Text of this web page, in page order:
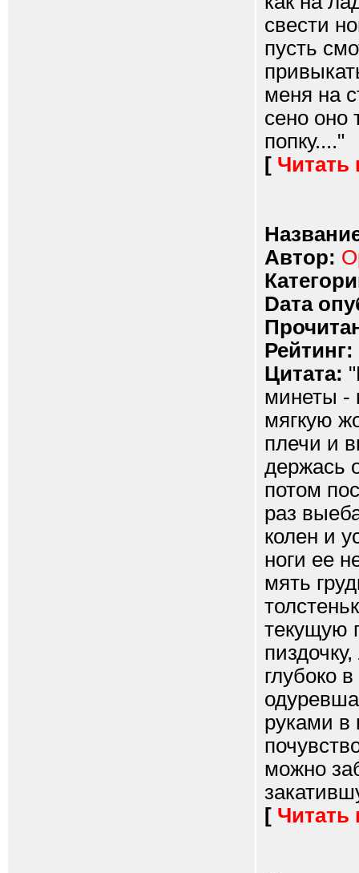
свести
пусть
меня на
сено оно
попку...."
[ Читать
Автор:
Dата
Рейтинг:
Цитата:
минеты -
мягкую
плечи и
держась
потом
раз
колен и
ноги ее
мять
текущую
глубоко
руками в
можно
[ Читать